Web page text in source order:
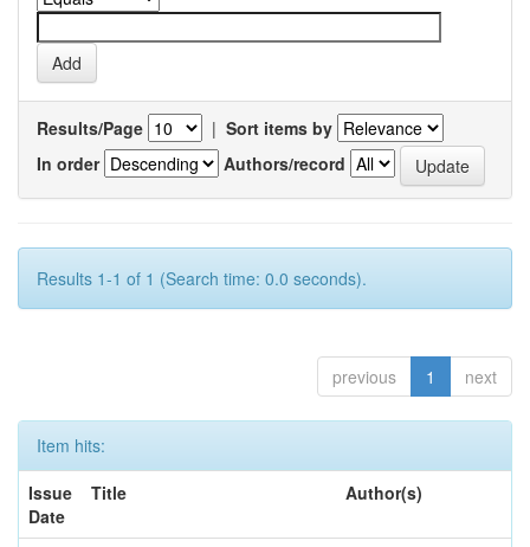
Results/Page | Sort items by
In order
Authors/record
Results 1-1 of 1 (Search time: 0.0 seconds).
previous 1 next
Item hits:
Issue
Date
Title Author(s)